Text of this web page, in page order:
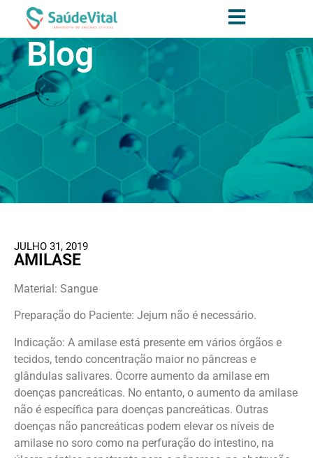
Blog
JULHO 31, 2019
AMILASE
Material: Sangue
Preparação do Paciente: Jejum não é necessário.
Indicação: A amilase está presente em vários órgãos e
tecidos, tendo concentração maior no pâncreas e
glândulas salivares. Ocorre aumento da amilase em
doenças pancreáticas. No entanto, o aumento da amilase
não é específica para doenças pancreáticas. Outras
doenças não pancreáticas podem elevar os níveis de
amilase no soro como na perfuração do intestino, na